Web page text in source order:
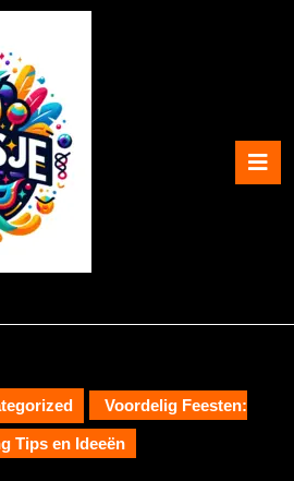
Voordelig Feesten:
Tips en Ideeën